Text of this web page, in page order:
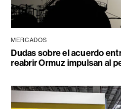
MERCADOS
Dudas sobre el acuerdo
reabrir Ormuz impulsan al